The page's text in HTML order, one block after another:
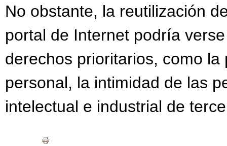
No obstante, la reutilización
portal de Internet podría
derechos prioritarios, como
personal, la intimidad de las
intelectual e industrial de